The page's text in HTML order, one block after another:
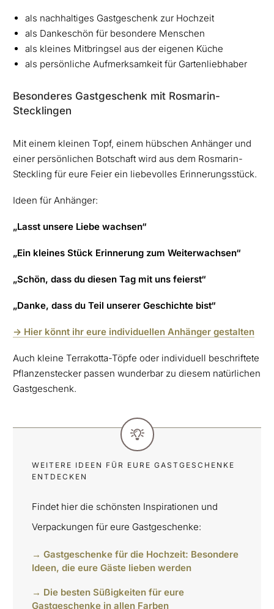
als nachhaltiges Gastgeschenk zur Hochzeit
als Dankeschön für besondere Menschen
als kleines Mitbringsel aus der eigenen Küche
als persönliche Aufmerksamkeit für Gartenliebhaber
Besonderes Gastgeschenk mit Rosmarin-
Stecklingen
Mit einem kleinen Topf, einem hübschen Anhänger und
einer persönlichen Botschaft wird aus dem Rosmarin-
Steckling für eure Feier ein liebevolles Erinnerungsstück.
Ideen für Anhänger:
„Lasst unsere Liebe wachsen“
„Ein kleines Stück Erinnerung zum Weiterwachsen“
„Schön, dass du diesen Tag mit uns feierst“
„Danke, dass du Teil unserer Geschichte bist“
-> Hier könnt ihr eure individuellen Anhänger gestalten
Auch kleine Terrakotta-Töpfe oder individuell beschriftete
Pflanzenstecker passen wunderbar zu diesem natürlichen
Gastgeschenk.
WEITERE IDEEN FÜR EURE GASTGESCHENKE
ENTDECKEN
Findet hier die schönsten Inspirationen und
Verpackungen für eure Gastgeschenke:
→ Gastgeschenke für die Hochzeit: Besondere
Ideen, die eure Gäste lieben werden
→ Die besten Süßigkeiten für eure
Gastgeschenke in allen Farben